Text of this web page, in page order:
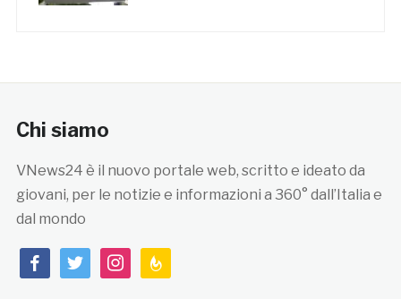
Chi siamo
VNews24 è il nuovo portale web, scritto e ideato da
giovani, per le notizie e informazioni a 360° dall’Italia e
dal mondo
facebooktwitterinstagramfeedburner